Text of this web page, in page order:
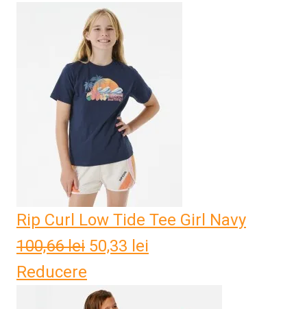
Rip Curl Low Tide Tee Girl Navy
100,66lei Prețul
a
50,33 lei
Reducere